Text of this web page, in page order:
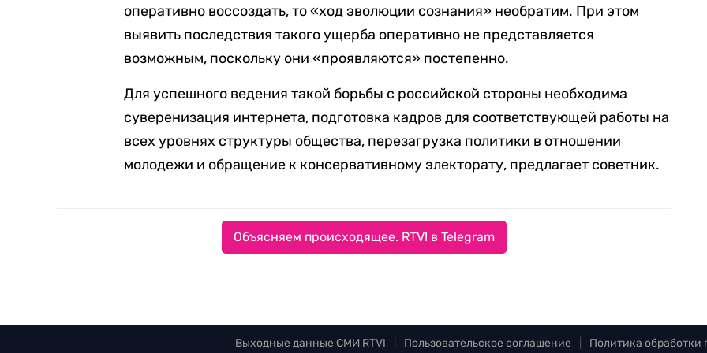
оперативно воссоздать, то «ход эволюции сознания» необратим. При этом
выявить последствия такого ущерба оперативно не представляется
возможным, поскольку они «проявляются» постепенно.
Для успешного ведения такой борьбы с российской стороны необходима
суверенизация интернета, подготовка кадров для соответствующей работы на
всех уровнях структуры общества, перезагрузка политики в отношении
молодежи и обращение к консервативному электорату, предлагает советник.
Объясняем происходящее. RTVI в Telegram
Выходные данные СМИ RTVI Пользовательское соглашение Политика